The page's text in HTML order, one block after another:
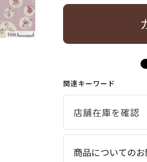
関連キーワード
商品についての